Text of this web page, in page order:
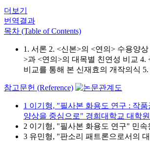
더보기
번역결과
목차 (Table of Contents)
1. 서론 2. <신본>의 <연의> 수용양
>과 <연의>의 대목별 친연성 비교 4.
비교를 통해 본 신재효의 개작의식 5.
참고문헌 (Reference)
1 이기형, "필사본 화용도 연구 : 작품
양상을 중심으로" 경희대학교 대학원
2 이기형, "필사본 화용도 연구" 민속
3 유민형, "판소리 패트론으로서의